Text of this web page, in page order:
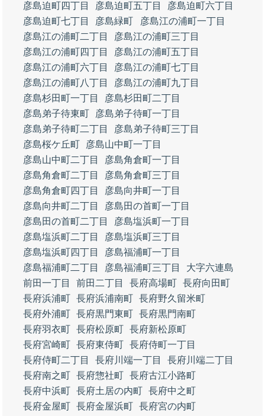
彦島迫町四丁目
彦島迫町五丁目
彦島迫町六丁目
彦島迫町七丁目
彦島緑町
彦島江の浦町一丁目
彦島江の浦町二丁目
彦島江の浦町三丁目
彦島江の浦町四丁目
彦島江の浦町五丁目
彦島江の浦町六丁目
彦島江の浦町七丁目
彦島江の浦町八丁目
彦島江の浦町九丁目
彦島杉田町一丁目
彦島杉田町二丁目
彦島弟子待東町
彦島弟子待町一丁目
彦島弟子待町二丁目
彦島弟子待町三丁目
彦島桜ケ丘町
彦島山中町一丁目
彦島山中町二丁目
彦島角倉町一丁目
彦島角倉町二丁目
彦島角倉町三丁目
彦島角倉町四丁目
彦島向井町一丁目
彦島向井町二丁目
彦島田の首町一丁目
彦島田の首町二丁目
彦島塩浜町一丁目
彦島塩浜町二丁目
彦島塩浜町三丁目
彦島塩浜町四丁目
彦島福浦町一丁目
彦島福浦町二丁目
彦島福浦町三丁目
大字六連島
前田一丁目
前田二丁目 長府高場町 長府向田町
長府浜浦町 長府浜浦南町 長府野久留米町
長府外浦町 長府黒門東町 長府黒門南町
長府羽衣町 長府松原町 長府新松原町
長府宮崎町 長府東侍町 長府侍町一丁目
長府侍町二丁目
長府川端一丁目
長府川端二丁目
長府南之町 長府惣社町 長府古江小路町
長府中浜町 長府土居の内町 長府中之町
長府金屋町 長府金屋浜町 長府宮の内町